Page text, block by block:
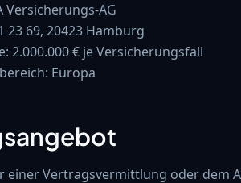
Versicherungs-AG
23 69, 20423 Hamburg
2.000.000 € je Versicherungsfall
Europa
einer Vertragsvermittlung oder dem